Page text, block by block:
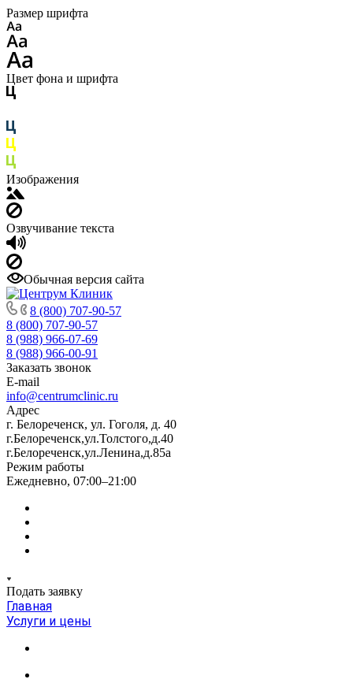
Размер шрифта
Цвет фона и шрифта
Изображения
Озвучивание текста
Обычная версия сайта
8 (800) 707-90-57
8 (800) 707-90-57
8 (988) 966-07-69
8 (988) 966-00-91
Заказать звонок
E-mail
info@centrumclinic.ru
Адрес
г. Белореченск, ул. Гоголя, д. 40
г.Белореченск,ул.Толстого,д.40
г.Белореченск,ул.Ленина,д.85а
Режим работы
Ежедневно, 07:00–21:00
Подать заявку
Главная
Услуги и цены